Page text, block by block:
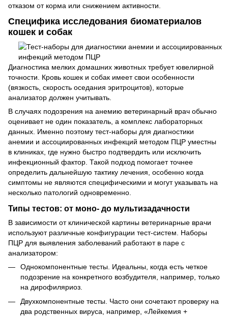
отказом от корма или снижением активности.
Специфика исследования биоматериалов
кошек и собак
Диагностика мелких домашних животных требует ювелирной
точности. Кровь кошек и собак имеет свои особенности
(вязкость, скорость оседания эритроцитов), которые
анализатор должен учитывать.
В случаях подозрения на анемию ветеринарный врач обычно
оценивает не один показатель, а комплекс лабораторных
данных. Именно поэтому тест-наборы для диагностики
анемии и ассоциированных инфекций методом ПЦР уместны
в клиниках, где нужно быстро подтвердить или исключить
инфекционный фактор. Такой подход помогает точнее
определить дальнейшую тактику лечения, особенно когда
симптомы не являются специфическими и могут указывать на
несколько патологий одновременно.
Типы тестов: от моно- до мультизадачности
В зависимости от клинической картины ветеринарные врачи
используют различные конфигурации тест-систем. Наборы
ПЦР для выявления заболеваний работают в паре с
анализатором:
Однокомпонентные тесты. Идеальны, когда есть четкое
подозрение на конкретного возбудителя, например, только
на дирофиляриоз.
Двухкомпонентные тесты. Часто они сочетают проверку на
два родственных вируса, например, «Лейкемия +